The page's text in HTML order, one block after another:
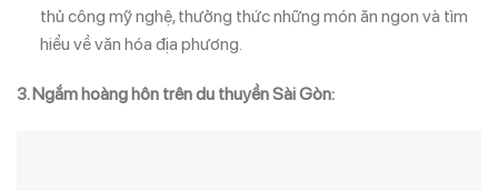
thủ công mỹ nghệ, thưởng thức những món ăn ngon và tìm
hiểu về văn hóa địa phương.
3. Ngắm hoàng hôn trên du thuyền Sài Gòn: